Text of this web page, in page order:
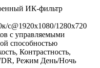
ИК-фильтр
с@1920х1080/1280х720
с управляемыми
способностью
Контрастность,
Режим День/Ночь